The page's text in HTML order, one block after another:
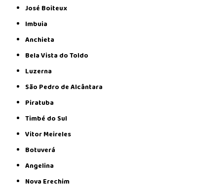
José Boiteux
Imbuia
Anchieta
Bela Vista do Toldo
Luzerna
São Pedro de Alcântara
Piratuba
Timbé do Sul
Vitor Meireles
Botuverá
Angelina
Nova Erechim